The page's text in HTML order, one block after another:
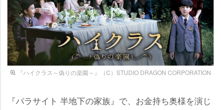
『ハイクラス～偽りの楽園～』（C）STUDIO DRAGON CORPORATION
『パラサイト 半地下の家族』で、お金持ち奥様を演じ